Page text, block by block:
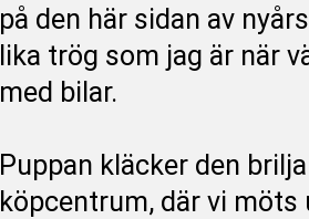
på den här sidan av
lika trög som jag är när
med bilar.
Puppan kläcker den
köpcentrum, där vi möts